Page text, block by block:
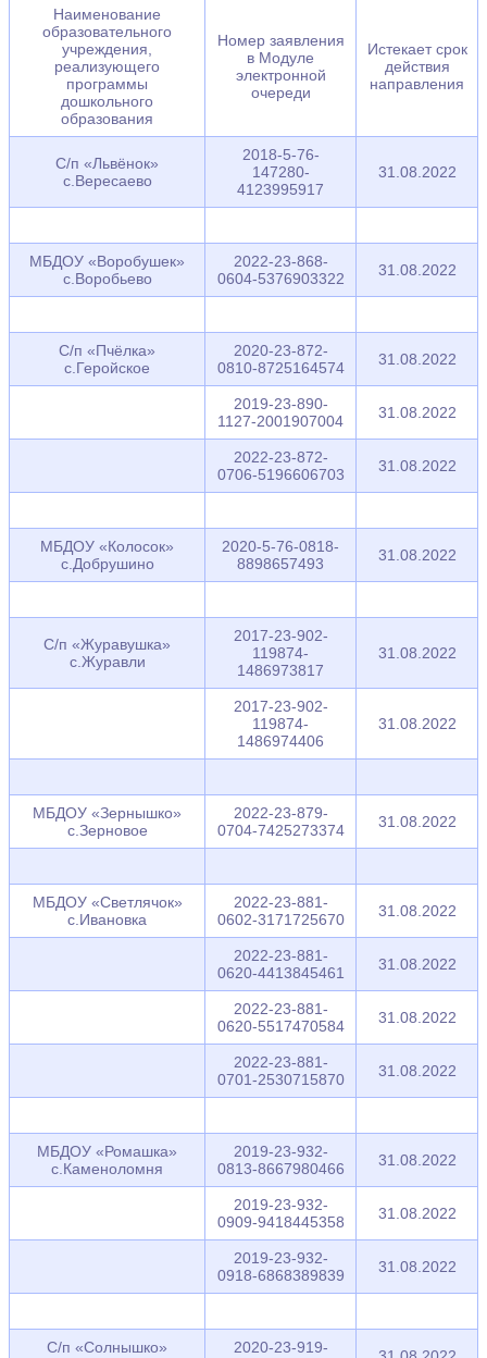
Наименование
образовательного
учреждения,
реализующего
программы
дошкольного
образования
Номер заявления
в Модуле
электронной
очереди
Истекает срок
действия
направления
С/п «Львёнок»
с.Вересаево
2018-5-76-
147280-
4123995917
31.08.2022
МБДОУ «Воробушек»
с.Воробьево
2022-23-868-
0604-5376903322
31.08.2022
С/п «Пчёлка»
с.Геройское
2020-23-872-
0810-8725164574
31.08.2022
2019-23-890-
1127-2001907004
31.08.2022
2022-23-872-
0706-5196606703
31.08.2022
МБДОУ «Колосок»
с.Добрушино
2020-5-76-0818-
8898657493
31.08.2022
С/п «Журавушка»
с.Журавли
2017-23-902-
119874-
1486973817
31.08.2022
2017-23-902-
119874-
1486974406
31.08.2022
МБДОУ «Зернышко»
с.Зерновое
2022-23-879-
0704-7425273374
31.08.2022
МБДОУ «Светлячок»
с.Ивановка
2022-23-881-
0602-3171725670
31.08.2022
2022-23-881-
0620-4413845461
31.08.2022
2022-23-881-
0620-5517470584
31.08.2022
2022-23-881-
0701-2530715870
31.08.2022
МБДОУ «Ромашка»
с.Каменоломня
2019-23-932-
0813-8667980466
31.08.2022
2019-23-932-
0909-9418445358
31.08.2022
2019-23-932-
0918-6868389839
31.08.2022
С/п «Солнышко»
2020-23-919-